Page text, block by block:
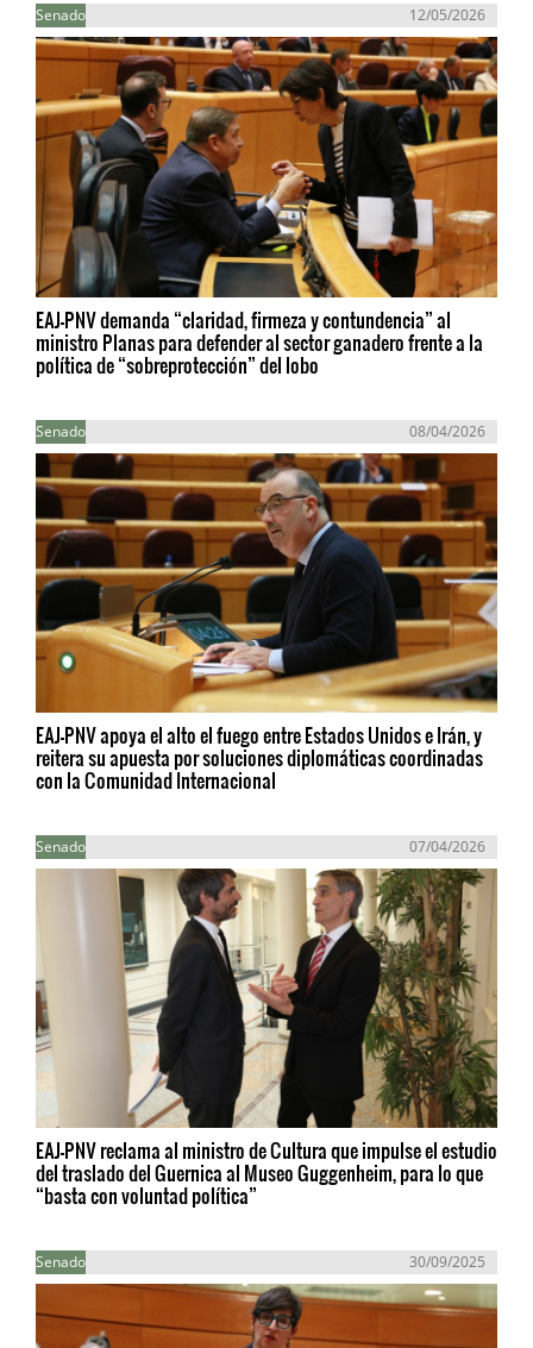
Senado 12/05/2026
EAJ-PNV demanda “claridad, firmeza y contundencia” al
ministro Planas para defender al sector ganadero frente a la
política de “sobreprotección” del lobo
Senado 08/04/2026
EAJ-PNV apoya el alto el fuego entre Estados Unidos e Irán, y
reitera su apuesta por soluciones diplomáticas coordinadas
con la Comunidad Internacional
Senado 07/04/2026
EAJ-PNV reclama al ministro de Cultura que impulse el estudio
del traslado del Guernica al Museo Guggenheim, para lo que
“basta con voluntad política”
Senado 30/09/2025